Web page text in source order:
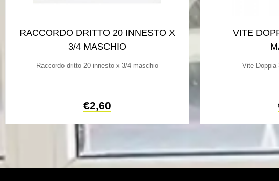
RACCORDO DRITTO 20 INNESTO X
3/4 MASCHIO
Raccordo dritto 20 innesto x 3/4 maschio
€2,60
VITE
Vite Doppia